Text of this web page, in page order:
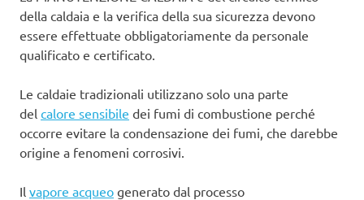
della caldaia e la verifica della sua sicurezza devono
essere effettuate obbligatoriamente da personale
qualificato e certificato.
Le caldaie tradizionali utilizzano solo una parte
del calore sensibile dei fumi di combustione perché
occorre evitare la condensazione dei fumi, che darebbe
origine a fenomeni corrosivi.
Il vapore acqueo generato dal processo